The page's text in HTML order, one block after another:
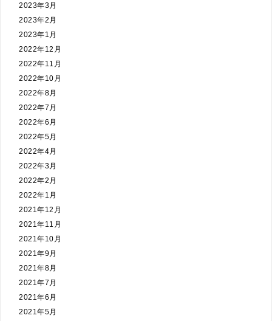
2023年3月
2023年2月
2023年1月
2022年12月
2022年11月
2022年10月
2022年8月
2022年7月
2022年6月
2022年5月
2022年4月
2022年3月
2022年2月
2022年1月
2021年12月
2021年11月
2021年10月
2021年9月
2021年8月
2021年7月
2021年6月
2021年5月